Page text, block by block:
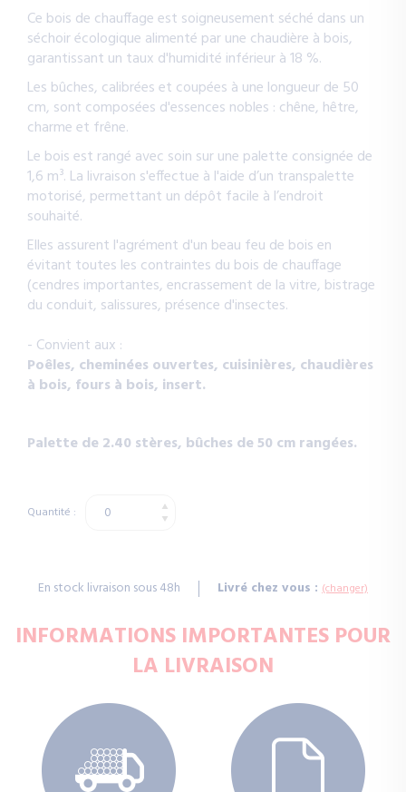
Ce bois de chauffage est soigneusement séché dans un
séchoir écologique alimenté par une chaudière à bois,
garantissant un taux d'humidité inférieur à 18 %.
Les bûches, calibrées et coupées à une longueur de 50
cm, sont composées d'essences nobles : chêne, hêtre,
charme et frêne.
Le bois est rangé avec soin sur une palette consignée de
1,6 m³. La livraison s'effectue à l'aide d’un transpalette
motorisé, permettant un dépôt facile à l’endroit
souhaité.
Elles assurent l'agrément d'un beau feu de bois en
évitant toutes les contraintes du bois de chauffage
(cendres importantes, encrassement de la vitre, bistrage
du conduit, salissures, présence d'insectes.
- Convient aux :
Poêles, cheminées ouvertes, cuisinières, chaudières
à bois, fours à bois, insert.
Palette de 2.40 stères, bûches de 50 cm rangées.
Quantité :
En stock livraison sous 48h Livré chez vous : (changer)
INFORMATIONS IMPORTANTES POUR
LA LIVRAISON